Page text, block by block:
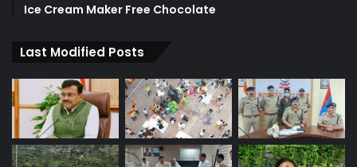
Ice Cream Maker Free Chocolate
Last Modified Posts